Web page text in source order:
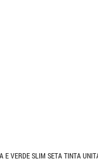
E VERDE SLIM SETA TINTA